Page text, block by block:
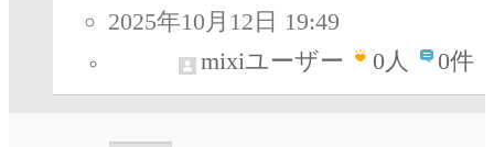
2025年10月12日 19:49
mixiユーザー
0人 0件